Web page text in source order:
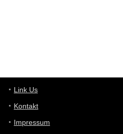
Günni
Link Us
Kontakt
Impressum